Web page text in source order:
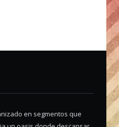
en segmentos que